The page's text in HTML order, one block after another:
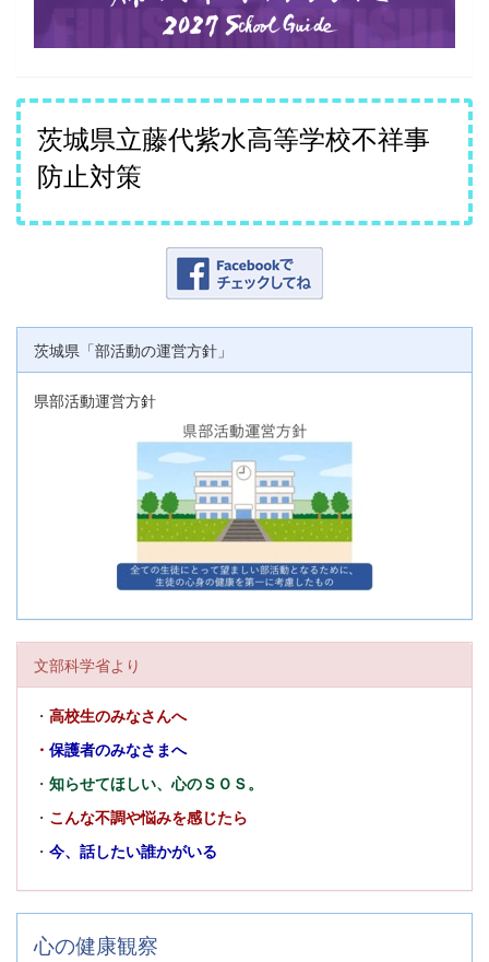
茨城県立藤代紫水高等学校不祥事
防止対策
茨城県「部活動の運営方針」
県部活動運営方針
文部科学省より
・ 高校生のみなさんへ
・ 保護者のみなさまへ
・ 知らせてほしい、心のＳＯＳ。
・ こんな不調や悩みを感じたら
・ 今、話したい誰かがいる
心の健康観察